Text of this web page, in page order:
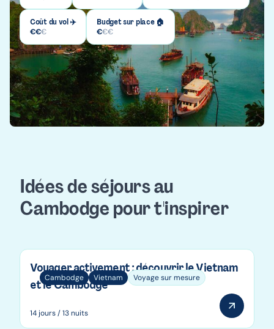
Coût du vol ✈️
€€€
Budget sur place 🏠
€€€
Idées de séjours au
Cambodge pour t'inspirer
Cambodge Vietnam Voyage sur mesure
Voyager activement : découvrir le Vietnam
et le Cambodge
14 jours / 13 nuits